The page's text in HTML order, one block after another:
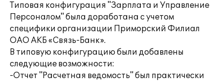
Типовая конфигурация "Зарплата и Управление
Персоналом" была доработана с учетом
специфики организации Приморский Филиал
ОАО АКБ «Связь-Банк».
В типовую конфигурацию были добавлены
следующие возможности:
-Отчет "Расчетная ведомость" был практически